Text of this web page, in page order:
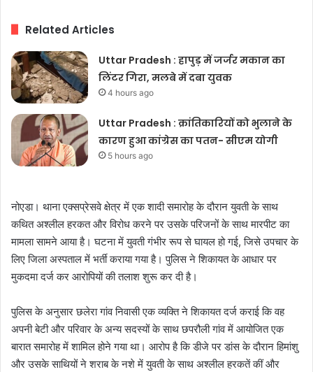
Related Articles
Uttar Pradesh : हापुड़ में जर्जर मकान का
लिंटर गिरा, मलबे में दबा युवक
4 hours ago
Uttar Pradesh : क्रांतिकारियों को भुलाने के
कारण हुआ कांग्रेस का पतन- सीएम योगी
5 hours ago
नोएडा। थाना एक्सप्रेसवे क्षेत्र में एक शादी समारोह के दौरान युवती के साथ
कथित अश्लील हरकत और विरोध करने पर उसके परिजनों के साथ मारपीट का
मामला सामने आया है। घटना में युवती गंभीर रूप से घायल हो गई, जिसे उपचार के
लिए जिला अस्पताल में भर्ती कराया गया है। पुलिस ने शिकायत के आधार पर
मुकदमा दर्ज कर आरोपियों की तलाश शुरू कर दी है।
पुलिस के अनुसार छलेरा गांव निवासी एक व्यक्ति ने शिकायत दर्ज कराई कि वह
अपनी बेटी और परिवार के अन्य सदस्यों के साथ छपरौली गांव में आयोजित एक
बारात समारोह में शामिल होने गया था। आरोप है कि डीजे पर डांस के दौरान हिमांशु
और उसके साथियों ने शराब के नशे में युवती के साथ अश्लील हरकतें कीं और